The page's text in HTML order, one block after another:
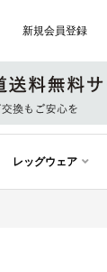
新規会員登録
レッグウェア